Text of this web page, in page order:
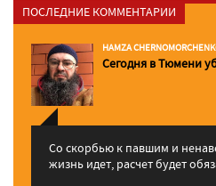
ПОСЛЕДНИЕ КОММЕНТАРИИ
HAMZA
Сегодня в Тюмени
Со скорбью к павшим и
жизнь идет, расчет будет